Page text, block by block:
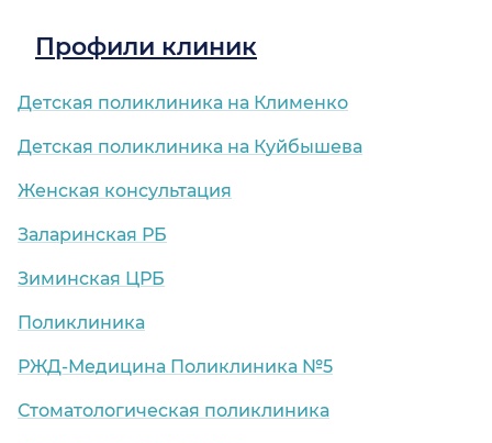
Профили клиник
Детская поликлиника на Клименко
Детская поликлиника на Куйбышева
Женская консультация
Заларинская РБ
Зиминская ЦРБ
Поликлиника
РЖД-Медицина Поликлиника №5
Стоматологическая поликлиника